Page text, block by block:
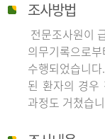
조사방법
전문조사원이
의무기록으로
수행되었습니
된 환자의 경우
과정도 거쳤습